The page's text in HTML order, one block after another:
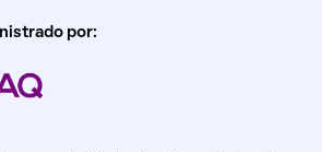
por: